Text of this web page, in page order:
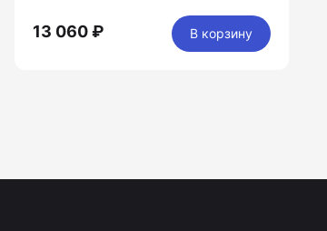
13 060 ₽ В корзину